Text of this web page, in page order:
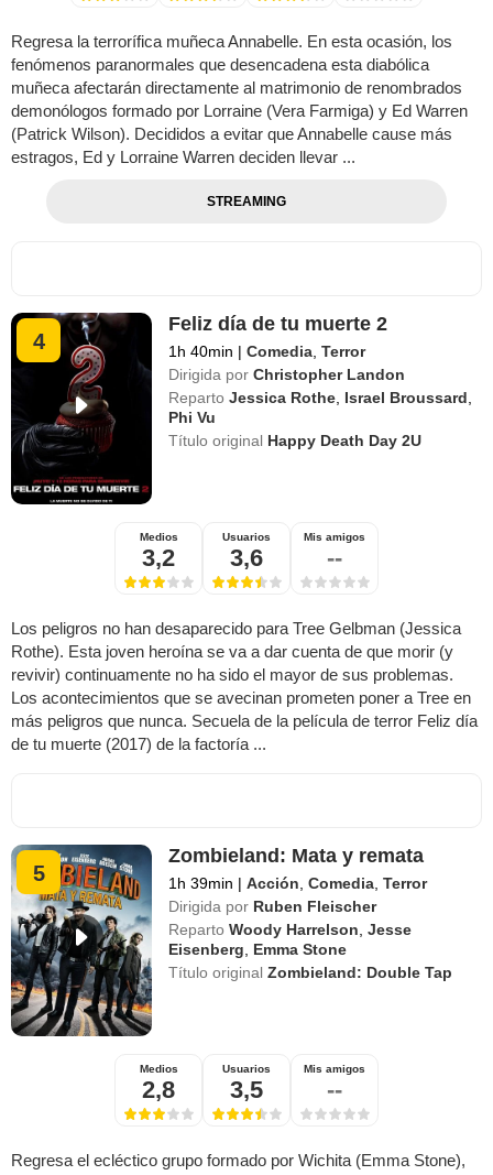
Regresa la terrorífica muñeca Annabelle. En esta ocasión, los
fenómenos paranormales que desencadena esta diabólica
muñeca afectarán directamente al matrimonio de renombrados
demonólogos formado por Lorraine (Vera Farmiga) y Ed Warren
(Patrick Wilson). Decididos a evitar que Annabelle cause más
estragos, Ed y Lorraine Warren deciden llevar ...
STREAMING
4
Feliz día de tu muerte 2
1h 40min | Comedia ,Terror
Dirigida por Christopher Landon
Reparto Jessica Rothe Israel Broussard
Phi Vu
Título original Happy Death Day 2U
Medios
3,2
Usuarios
3,6
Mis amigos
--
Los peligros no han desaparecido para Tree Gelbman (Jessica
Rothe). Esta joven heroína se va a dar cuenta de que morir (y
revivir) continuamente no ha sido el mayor de sus problemas.
Los acontecimientos que se avecinan prometen poner a Tree en
más peligros que nunca. Secuela de la película de terror Feliz día
de tu muerte (2017) de la factoría ...
5
Zombieland: Mata y remata
1h 39min | Acción ,Comedia ,Terror
Dirigida por Ruben Fleischer
Reparto Woody Harrelson ,Jesse
Eisenberg
Emma Stone
Título originalZombieland: Double Tap
Medios
2,8
Usuarios
3,5
Mis amigos
--
Regresa el ecléctico grupo formado por Wichita (Emma Stone),